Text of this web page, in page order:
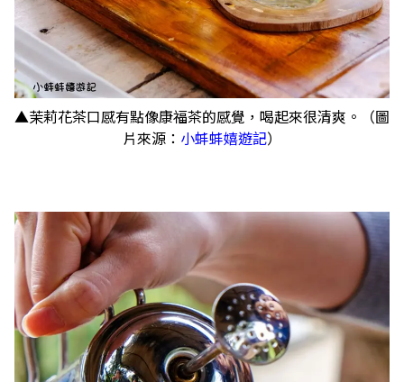
▲茉莉花茶口感有點像康福茶的感覺，喝起來很清爽。（圖
片來源： 小蚌蚌嬉遊記）